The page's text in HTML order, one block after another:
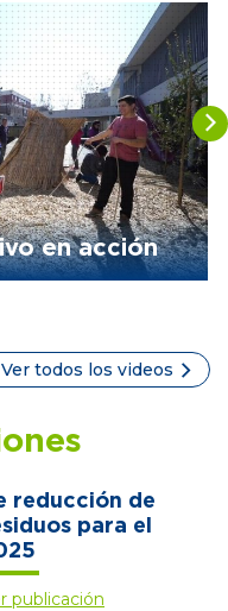
en acción
Ver todos los videos
reducción de
para el
publicación